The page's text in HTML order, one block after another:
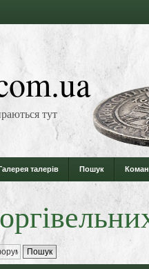
тут
талерів Пошук